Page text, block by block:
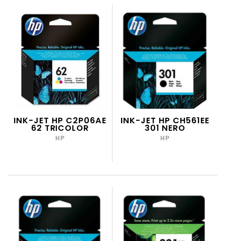
INK-JET HP C2P06AE
62 TRICOLOR
HP
INK-JET HP CH561EE
301 NERO
HP